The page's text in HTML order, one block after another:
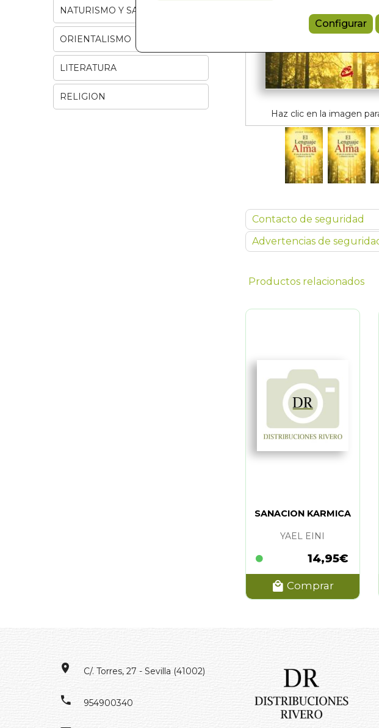
Configurar
Haz clic en la imagen
Contacto de seguridad
Advertencias de
Productos relacionados
SANACION KARMICA
YAEL EINI
14,95€
Comprar
NATURISMO Y SALUD
ORIENTALISMO
LITERATURA
RELIGION
C/. Torres, 27 - Sevilla (41002)
954900340